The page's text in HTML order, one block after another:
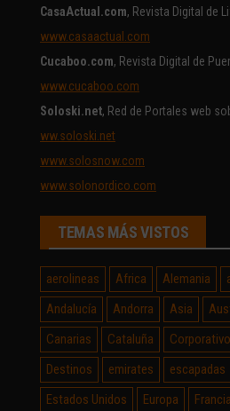
CasaActual.com, Revista Digital de
www.casaactual.com
Cucaboo.com, Revista Digital de
www.cucaboo.com
Soloski.net, Red de Portales web
ww.soloski.net
www.solosnow.com
www.solonordico.com
TEMAS MÁS VISTOS
aerolineas Africa Alemania
Andalucía
Andorra Asia
Canarias
Cataluña Corporativo
Destinos
emirates escapadas
Estados Unidos
Europa Francia